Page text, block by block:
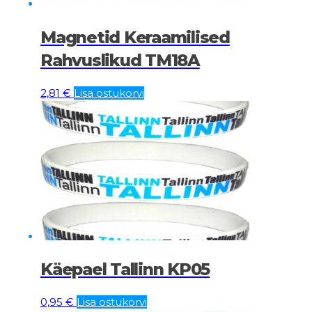
Magnetid Keraamilised
Rahvuslikud TM18A
2,81 € Lisa ostukorvi
Käepael Tallinn KP05
0,95 € Lisa ostukorvi